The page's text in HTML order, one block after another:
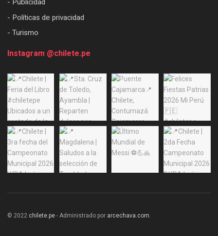
- Publicidad
- Políticas de privacidad
- Turismo
Instagram @chilete.pe
© 2022 chilete.pe - Administrado por arcechava.com